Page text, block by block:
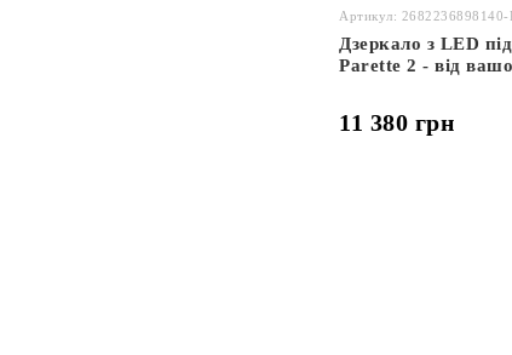
Артикул: 2682236898140-
Дзеркало з LED
Parette 2 - від
11 380 грн